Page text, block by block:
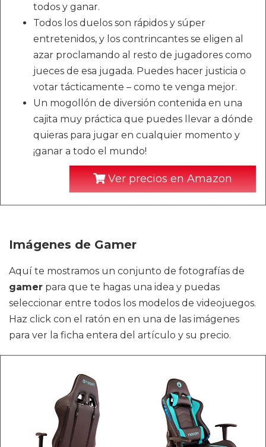
todos y ganar.
Todos los duelos son rápidos y súper
entretenidos, y los contrincantes se eligen al
azar proclamando al resto de jugadores como
jueces de esa jugada. Puedes hacer justicia o
votar tácticamente – como te venga mejor.
Un mogollón de diversión contenida en una
cajita muy práctica que puedes llevar a dónde
quieras para jugar en cualquier momento y
¡ganar a todo el mundo!
Ver precios en Amazon
Imágenes de Gamer
Aquí te mostramos un conjunto de fotografías de
gamer para que te hagas una idea y puedas
seleccionar entre todos los modelos de videojuegos.
Haz click con el ratón en en una de las imágenes
para ver la ficha entera del artículo y su precio.